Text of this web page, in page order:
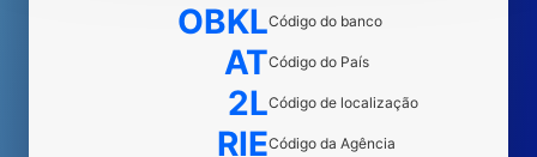
OBKLCódigo do banco
ATCódigo do País
2LCódigo de localização
RIECódigo da Agência